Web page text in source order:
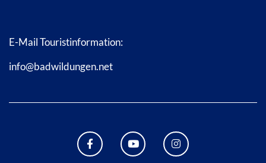
E-Mail Touristinformation:
info@badwildungen.net
FACEBOOK BAD WILDUNGEN
YOUTUBE KANAL STADT
INSTAGRAM